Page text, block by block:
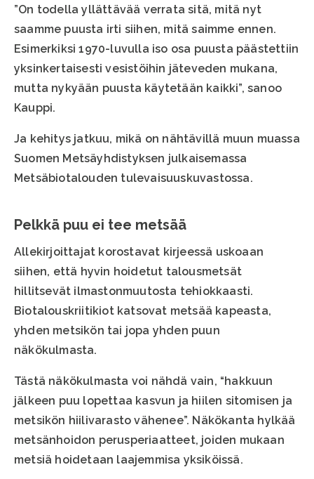
”On todella yllättävää verrata sitä, mitä nyt
saamme puusta irti siihen, mitä saimme ennen.
Esimerkiksi 1970-luvulla iso osa puusta päästettiin
yksinkertaisesti vesistöihin jäteveden mukana,
mutta nykyään puusta käytetään kaikki”, sanoo
Kauppi.
Ja kehitys jatkuu, mikä on nähtävillä muun muassa
Suomen Metsäyhdistyksen julkaisemassa
Metsäbiotalouden tulevaisuuskuvastossa.
Pelkkä puu ei tee metsää
Allekirjoittajat korostavat kirjeessä uskoaan
siihen, että hyvin hoidetut talousmetsät
hillitsevät ilmastonmuutosta tehiokkaasti.
Biotalouskriitikiot katsovat metsää kapeasta,
yhden metsikön tai jopa yhden puun
näkökulmasta.
Tästä näkökulmasta voi nähdä vain, “hakkuun
jälkeen puu lopettaa kasvun ja hiilen sitomisen ja
metsikön hiilivarasto vähenee”. Näkökanta hylkää
metsänhoidon perusperiaatteet, joiden mukaan
metsiä hoidetaan laajemmisa yksiköissä.